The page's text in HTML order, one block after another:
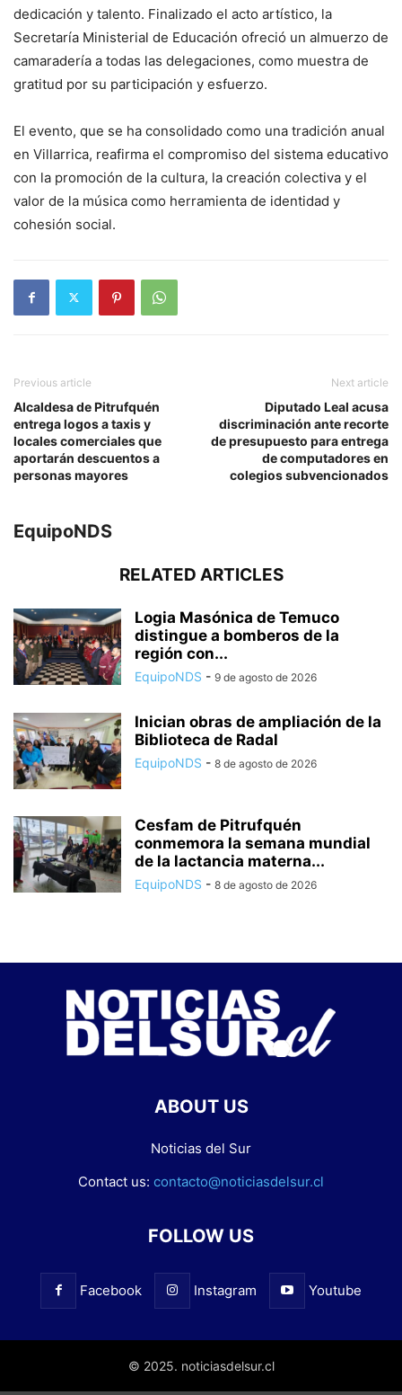
dedicación y talento. Finalizado el acto artístico, la
Secretaría Ministerial de Educación ofreció un almuerzo de
camaradería a todas las delegaciones, como muestra de
gratitud por su participación y esfuerzo.
El evento, que se ha consolidado como una tradición anual
en Villarrica, reafirma el compromiso del sistema educativo
con la promoción de la cultura, la creación colectiva y el
valor de la música como herramienta de identidad y
cohesión social.
Previous article
Alcaldesa de Pitrufquén
entrega logos a taxis y
locales comerciales que
aportarán descuentos a
personas mayores
Next article
Diputado Leal acusa
discriminación ante recorte
de presupuesto para entrega
de computadores en
colegios subvencionados
EquipoNDS
RELATED ARTICLES
Logia Masónica de Temuco
distingue a bomberos de la
región con...
EquipoNDS - 9 de agosto de 2026
Inician obras de ampliación de la
Biblioteca de Radal
EquipoNDS - 8 de agosto de 2026
Cesfam de Pitrufquén
conmemora la semana mundial
de la lactancia materna...
EquipoNDS - 8 de agosto de 2026
ABOUT US
Noticias del Sur
Contact us: contacto@noticiasdelsur.cl
FOLLOW US
Facebook Instagram Youtube
© 2025. noticiasdelsur.cl